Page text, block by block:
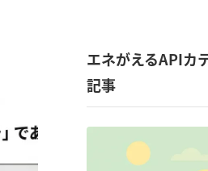
エネがえるAPIカ
記事